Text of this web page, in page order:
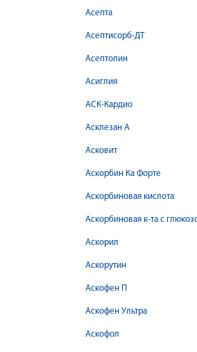
Асепта
Асептисорб-ДТ
Асептолин
Асиглия
АСК-Кардио
Асклезан А
Асковит
Аскорбин Ка Форте
Аскорбиновая кислота
Аскорбиновая к-та с
Аскорил
Аскорутин
Аскофен П
Аскофен Ультра
Аскофол